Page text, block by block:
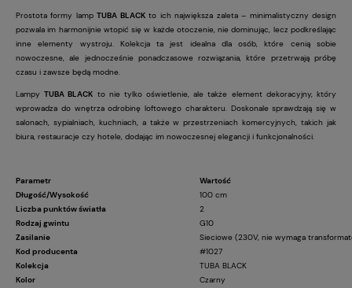
Prostota formy lampTUBA BLACKto ich największa zaleta – minimalistyczny design
pozwala im harmonijnie wtopić się w każde otoczenie, nie dominując, lecz podkreślając
inne elementy wystroju. Kolekcja ta jest idealna dla osób, które cenią sobie
nowoczesne, ale jednocześnie ponadczasowe rozwiązania, które przetrwają próbę
czasu i zawsze będą modne.
LampyTUBA BLACK to nie tylko oświetlenie, ale także element dekoracyjny, który
wprowadza do wnętrza odrobinę loftowego charakteru. Doskonale sprawdzają się w
salonach, sypialniach, kuchniach, a także w przestrzeniach komercyjnych, takich jak
biura, restauracje czy hotele, dodając im nowoczesnej elegancji i funkcjonalności.
Parametr
Wartość
Długość/Wysokość
100 cm
Liczba punktów światła
2
Rodzaj gwintu
G10
Zasilanie
Sieciowe (230V, nie wymaga
Kod producenta
#1027
Kolekcja
TUBA BLACK
Kolor
Czarny